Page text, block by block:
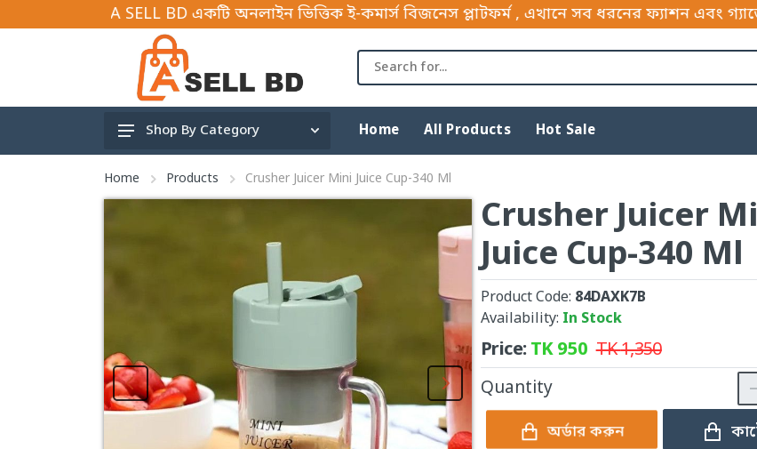
BD একটি অনলাইন ভিত্তিক ই-কমার্স বিজনেস প্লাটফর্ম , এখানে সব ধরনের ফ্যাশন এবং গ্যাজেট আইটেম
Gardening and tools
Hardware Tools & Parts
Shoe accessories
Children
Car Accessories
Garden Combo
Shop By Category Home All Products Hot Sale
Home Products Crusher Juicer Mini Juice Cup-340 Ml
Crusher Juicer
Juice Cup-340 Ml
Product Code: 84DAXK7B
Availability: In Stock
Price:TK950 TK1,350
Quantity
অর্ডার করুন